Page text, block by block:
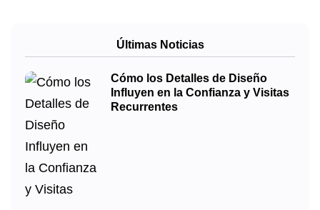
Últimas Noticias
Cómo los Detalles de Diseño
Influyen en la Confianza y Visitas
Recurrentes